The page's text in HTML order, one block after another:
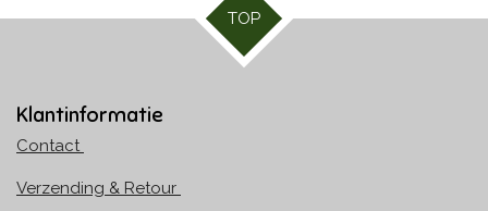
TOP
Klantinformatie
Contact
Verzending & Retour